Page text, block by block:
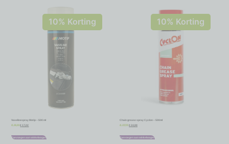
10% Korting
Vaselinespray Motip – 500 ml
€18,91 € 17,02
Toevoegen aan winkelwagen
10% Korting
Chain grease spray Cyclon – 500ml
€ 27,75 € 24,98
Toevoegen aan winkelwagen